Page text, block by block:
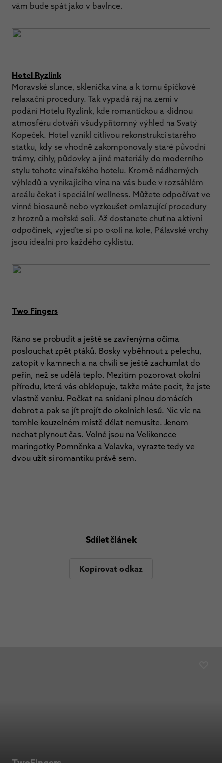
vám bude spát jako v bavlnce.
Hotel Ryzlink
Moravské slunce, sklenička vína a k tomu špičkové
relaxační procedury. Tak vypadá ráj na zemi v
podání Hotelu Ryzlink, kde romantickou a klidnou
atmosféru dotváří všudypřítomný výhled na Svatý
Kopeček. Hotel vznikl citlivou rekonstrukcí starého
statku, kdy se vhodně zakomponovaly staré původní
trámy, cihly, půdovky a jiné materiály do moderního
stylu tohoto vinařského hotelu. Kromě nádherných
výhledů a vynikajícího vína na vás bude v rozsáhlém
areálu čekat i speciální wellness. Můžete odpočívat ve
vinné biosauně nebo vyzkoušet omlazující procedury
z hroznů a mořské soli. Až dostanete chuť na aktivní
odpočinek, vyjeďte si po okolí na kole, Pálavské vrchy
jsou ideální pro každého cyklistu.
Two Fingers
Ráno se probudit a ještě se zavřenýma očima
poslouchat zpět ptáků. Bosky vyběhnout z pelechu,
zatopit v kamnech a na chvíli se ještě zachumlat do
peřin, než se udělá teplo. Mezitím pozorovat okolní
přírodu, která vás obklopuje, takže máte pocit, že jste
vlastně venku. Počkat na snídani plnou domácích
dobrot a pak se jít projít do okolních lesů. Nic víc na
tomhle kouzelném místě dělat nemusíte. Jenom
nechat plynout čas. Volné jsou na Velikonoce
maringotky Pomněnka a Volavka, vyrazte tedy ve
dvou užít si romantiku právě sem.
Sdílet článek
Kopírovat odkaz